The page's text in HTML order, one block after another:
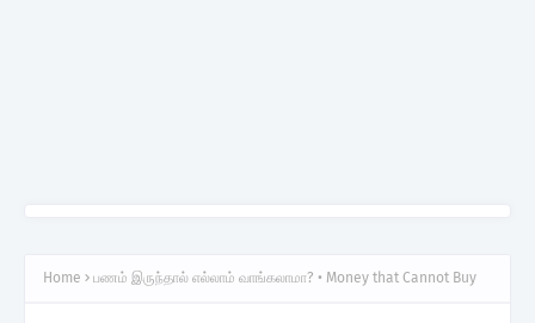
Home பணம் இருந்தால் எல்லாம் வாங்கலாமா? • Money that Cannot Buy